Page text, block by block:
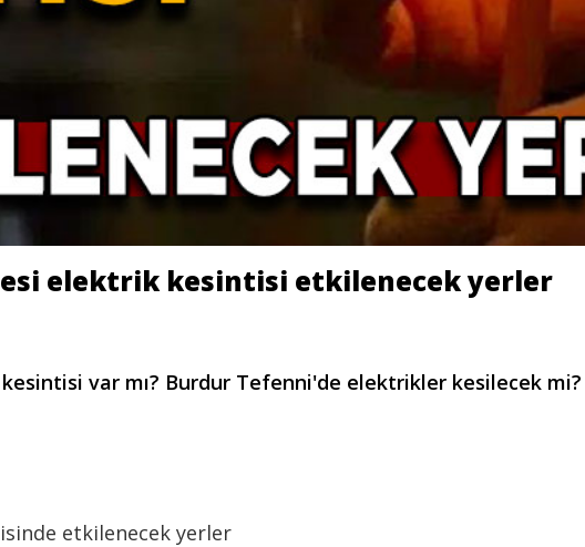
elektrik kesintisi etkilenecek yerler
var mı? Burdur Tefenni'de elektrikler kesilecek
etkilenecek yerler